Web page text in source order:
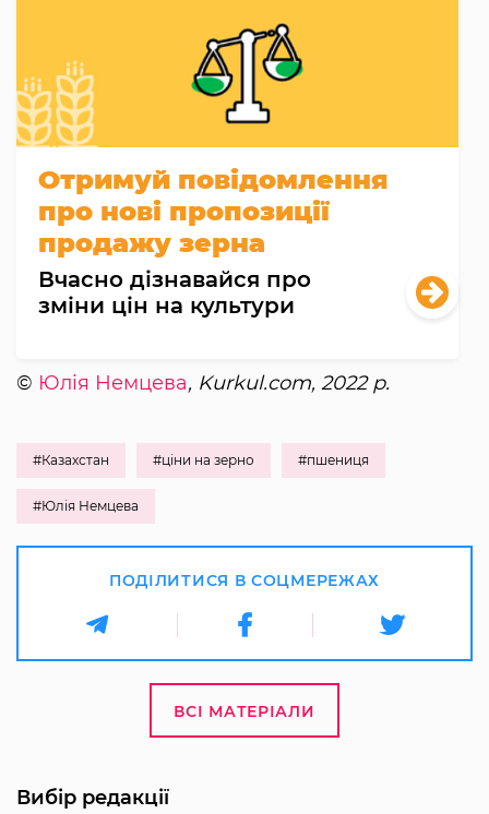
Отримуй повідомлення
про нові пропозиції
продажу зерна
Вчасно дізнавайся про
зміни цін на культури
© Юлія Немцева, Kurkul.com, 2022 р.
#Казахстан #ціни на зерно #пшениця
#Юлія Немцева
ПОДІЛИТИСЯ В СОЦМЕРЕЖАХ
ВСІ МАТЕРІАЛИ
Вибір редакції